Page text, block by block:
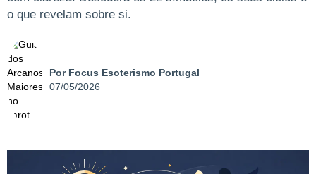
o que revelam sobre si.
Por Focus Esoterismo Portugal
07/05/2026